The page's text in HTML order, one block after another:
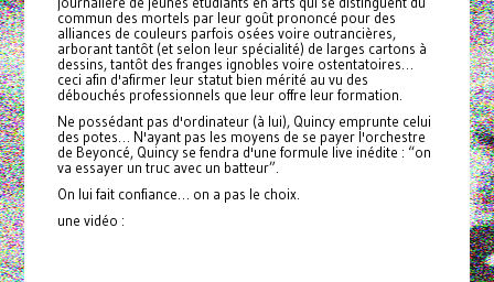
commun des mortels par leur goût prononcé pour des
alliances de couleurs parfois osées voire outrancières,
arborant tantôt (et selon leur spécialité) de larges cartons à
dessins, tantôt des franges ignobles voire ostentatoires…
ceci afin d'afirmer leur statut bien mérité au vu des
débouchés professionnels que leur offre leur formation.
Ne possédant pas d'ordinateur (à lui), Quincy emprunte celui
des potes… N'ayant pas les moyens de se payer l'orchestre
de Beyoncé, Quincy se fendra d'une formule live inédite : “on
va essayer un truc avec un batteur”.
On lui fait confiance… on a pas le choix.
une vidéo :